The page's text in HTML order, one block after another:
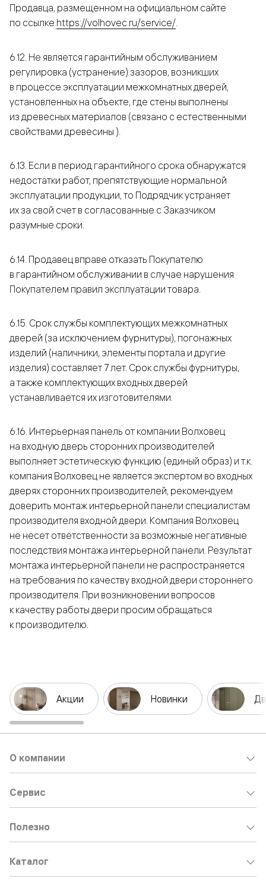
Продавца, размещенном на официальном сайте
по ссылке https://volhovec.ru/service/.
6.12. Не является гарантийным обслуживанием
регулировка (устранение) зазоров, возникших
в процессе эксплуатации межкомнатных дверей,
установленных на объекте, где стены выполнены
из древесных материалов (связано с естественными
свойствами древесины ).
6.13. Если в период гарантийного срока обнаружатся
недостатки работ, препятствующие нормальной
эксплуатации продукции, то Подрядчик устраняет
их за свой счет в согласованные с Заказчиком
разумные сроки.
6.14. Продавец вправе отказать Покупателю
в гарантийном обслуживании в случае нарушения
Покупателем правил эксплуатации товара.
6.15. Срок службы комплектующих межкомнатных
дверей (за исключением фурнитуры), погонажных
изделий (наличники, элементы портала и другие
изделия) составляет 7 лет. Срок службы фурнитуры,
а также комплектующих входных дверей
устанавливается их изготовителями.
6.16. Интерьерная панель от компании Волховец
на входную дверь сторонних производителей
выполняет эстетическую функцию (единый образ) и т.к.
компания Волховец не является экспертом во входных
дверях сторонних производителей, рекомендуем
доверить монтаж интерьерной панели специалистам
производителя входной двери. Компания Волховец
не несет ответственности за возможные негативные
последствия монтажа интерьерной панели. Результат
монтажа интерьерной панели не распространяется
на требования по качеству входной двери стороннего
производителя. При возникновении вопросов
к качеству работы двери просим обращаться
к производителю.
Акции Новинки
О компании
Сервис
Полезно
Каталог